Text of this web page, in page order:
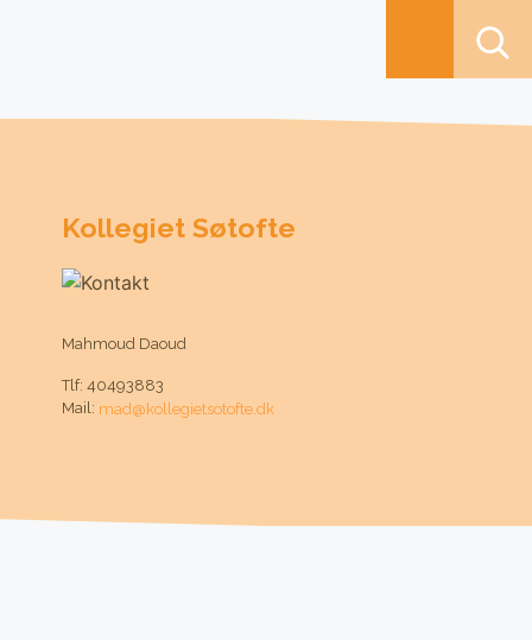
Kollegiet Søtofte
Mahmoud Daoud
Tlf: 40493883
Mail: mad@kollegietsotofte.dk